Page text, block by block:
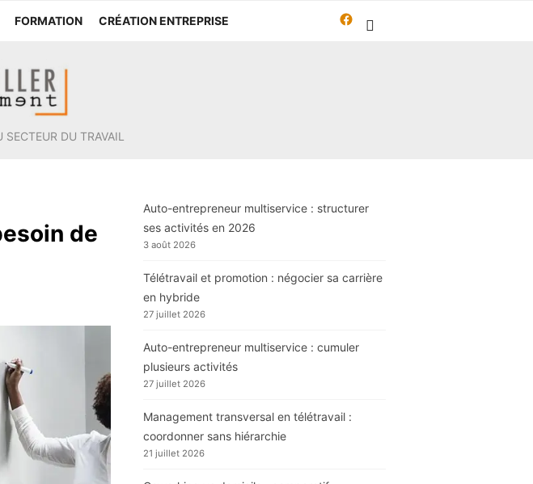
FORMATION CRÉATION ENTREPRISE
Travailleur-
DU TRAVAIL
de
Auto-entrepreneur multiservice : structurer
ses activités en 2026
3 août 2026
Télétravail et promotion : négocier sa carrière
en hybride
27 juillet 2026
Auto-entrepreneur multiservice : cumuler
plusieurs activités
27 juillet 2026
Management transversal en télétravail :
coordonner sans hiérarchie
21 juillet 2026